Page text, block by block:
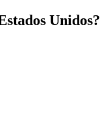
Unidos?